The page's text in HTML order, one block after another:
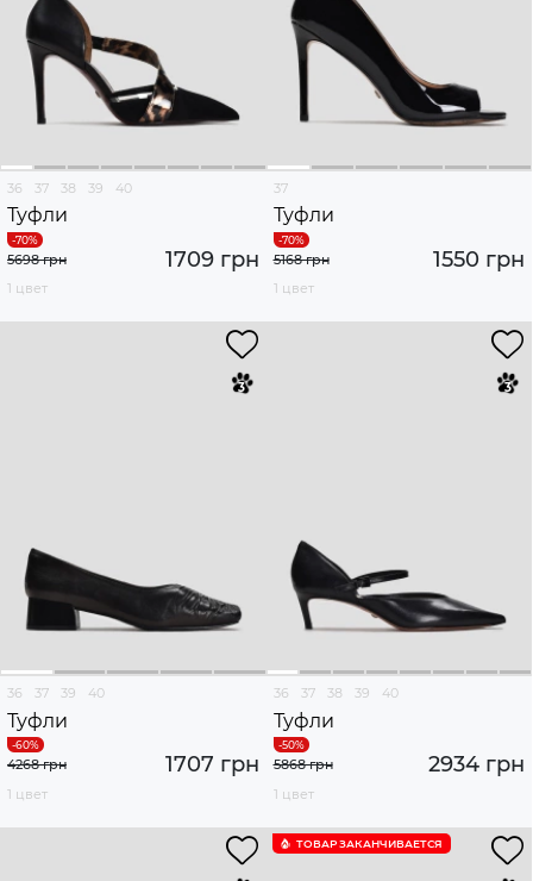
36 37 38 39 40
Туфли
1709 грн
5698 грн
1 цвет
37
Туфли
1550 грн
5168 грн
1 цвет
36 37 39 40
Туфли
1707 грн
4268 грн
1 цвет
36 37 38 39 40
Туфли
2934 грн
5868 грн
1 цвет
ТОВАР ЗАКАНЧИВАЕТСЯ